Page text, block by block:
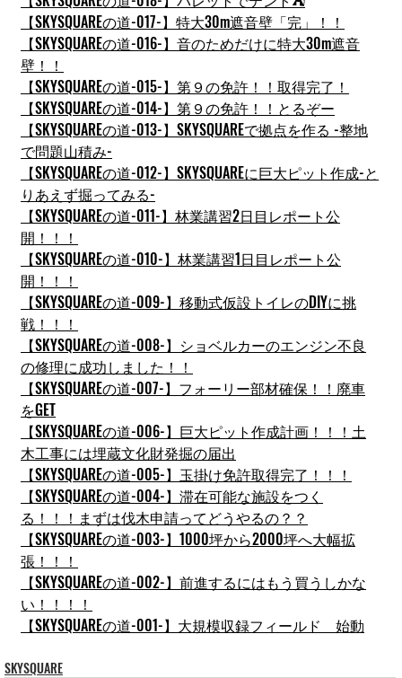
【SKYSQUAREの道-017-】特大30m遮音壁「完」！！
【SKYSQUAREの道-016-】音のためだけに特大30m遮音
壁！！
【SKYSQUAREの道-015-】第９の免許！！取得完了！
【SKYSQUAREの道-014-】第９の免許！！とるぞー
【SKYSQUAREの道-013-】SKYSQUAREで拠点を作る -整地
で問題山積み-
【SKYSQUAREの道-012-】SKYSQUAREに巨大ピット作成-と
りあえず掘ってみる-
【SKYSQUAREの道-011-】林業講習2日目レポート公
開！！！
【SKYSQUAREの道-010-】林業講習1日目レポート公
開！！！
【SKYSQUAREの道-009-】移動式仮設トイレのDIYに挑
戦！！！
【SKYSQUAREの道-008-】ショベルカーのエンジン不良
の修理に成功しました！！
【SKYSQUAREの道-007-】フォーリー部材確保！！廃車
をGET
【SKYSQUAREの道-006-】巨大ピット作成計画！！！土
木工事には埋蔵文化財発掘の届出
【SKYSQUAREの道-005-】玉掛け免許取得完了！！！
【SKYSQUAREの道-004-】滞在可能な施設をつく
る！！！まずは伐木申請ってどうやるの？？
【SKYSQUAREの道-003-】1000坪から2000坪へ大幅拡
張！！！
【SKYSQUAREの道-002-】前進するにはもう買うしかな
い！！！！
【SKYSQUAREの道-001-】大規模収録フィールド　始動
SKYSQUARE